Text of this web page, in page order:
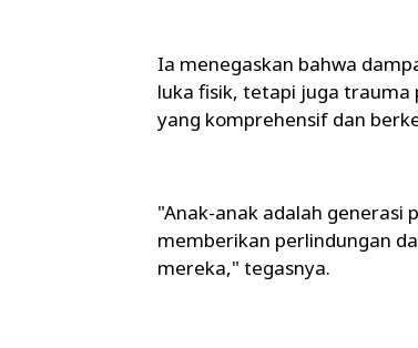
Ia menegaskan bahwa
luka fisik, tetapi juga trauma
yang komprehensif dan
"Anak-anak adalah generasi
memberikan perlindungan
mereka," tegasnya.